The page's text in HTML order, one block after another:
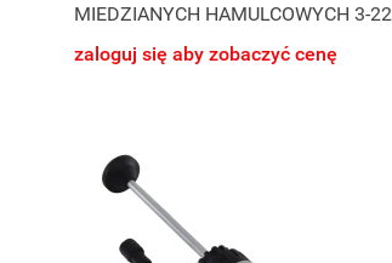
MIEDZIANYCH HAMULCOWYCH 3-22
zaloguj się aby zobaczyć cenę